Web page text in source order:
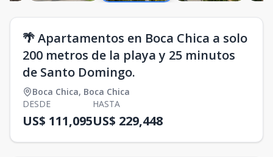
🌴 Apartamentos en Boca Chica a solo
200 metros de la playa y 25 minutos
de Santo Domingo.
Boca Chica, Boca Chica
DESDE
US$ 111,095
HASTA
US$ 229,448